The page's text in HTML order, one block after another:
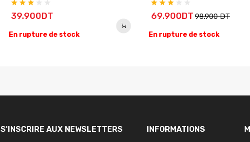
39.900DT
En rupture de stock
69.900DT 98.900 DT
En rupture de stock
S'INSCRIRE AUX NEWSLETTERS INFORMATIONS